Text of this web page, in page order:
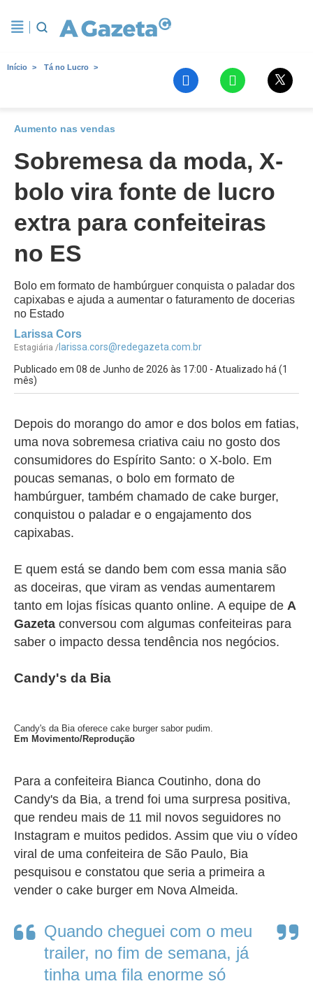
Início Tá no Lucro
Aumento nas vendas
Sobremesa da moda, X-
bolo vira fonte de lucro
extra para confeiteiras
no ES
Bolo em formato de hambúrguer conquista o paladar dos
capixabas e ajuda a aumentar o faturamento de docerias
no Estado
Larissa Cors
Estagiária / larissa.cors@redegazeta.com.br
Publicado em 08 de Junho de 2026 às 17:00 - Atualizado há (1
mês)
Depois do morango do amor e dos bolos em fatias,
uma nova sobremesa criativa caiu no gosto dos
consumidores do Espírito Santo: o X-bolo. Em
poucas semanas, o bolo em formato de
hambúrguer, também chamado de cake burger,
conquistou o paladar e o engajamento dos
capixabas.
E quem está se dando bem com essa mania são
as doceiras, que viram as vendas aumentarem
tanto em lojas físicas quanto online. A equipe de A
Gazeta conversou com algumas confeiteiras para
saber o impacto dessa tendência nos negócios.
Candy's da Bia
Candy's da Bia oferece cake burger sabor pudim.
Em Movimento/Reprodução
Para a confeiteira Bianca Coutinho, dona do
Candy's da Bia, a trend foi uma surpresa positiva,
que rendeu mais de 11 mil novos seguidores no
Instagram e muitos pedidos. Assim que viu o vídeo
viral de uma confeiteira de São Paulo, Bia
pesquisou e constatou que seria a primeira a
vender o cake burger em Nova Almeida.
Quando cheguei com o meu
trailer, no fim de semana, já
tinha uma fila enorme só